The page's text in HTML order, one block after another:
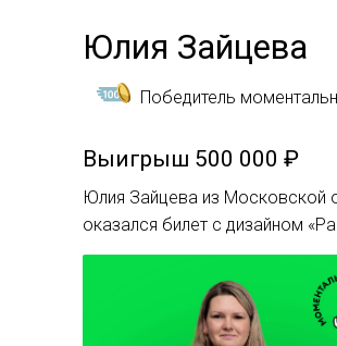
Юлия Зайцева
Победитель
Выигрыш 500 000 ₽
Юлия Зайцева из Московской
оказался билет с дизайном